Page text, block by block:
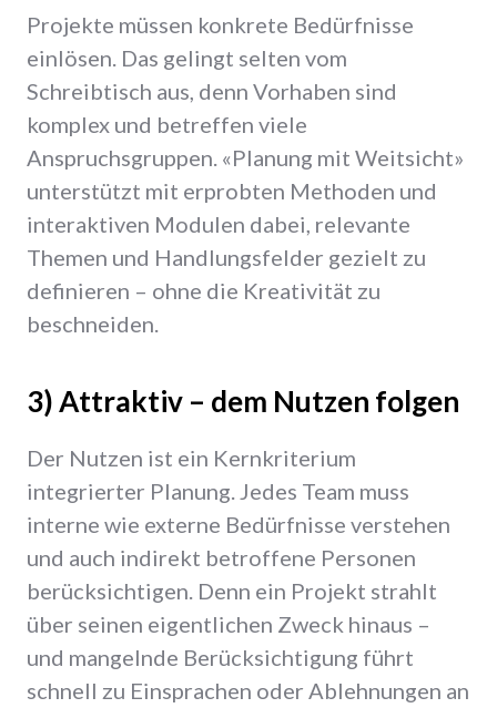
Projekte müssen konkrete Bedürfnisse
einlösen. Das gelingt selten vom
Schreibtisch aus, denn Vorhaben sind
komplex und betreffen viele
Anspruchsgruppen. «Planung mit Weitsicht»
unterstützt mit erprobten Methoden und
interaktiven Modulen dabei, relevante
Themen und Handlungsfelder gezielt zu
definieren – ohne die Kreativität zu
beschneiden.
3) Attraktiv – dem Nutzen folgen
Der Nutzen ist ein Kernkriterium
integrierter Planung. Jedes Team muss
interne wie externe Bedürfnisse verstehen
und auch indirekt betroffene Personen
berücksichtigen. Denn ein Projekt strahlt
über seinen eigentlichen Zweck hinaus –
und mangelnde Berücksichtigung führt
schnell zu Einsprachen oder Ablehnungen an